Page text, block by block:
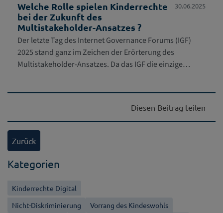
Welche Rolle spielen Kinderrechte
bei der Zukunft des
Multistakeholder-Ansatzes ?
30.06.2025
Der letzte Tag des Internet Governance Forums (IGF)
2025 stand ganz im Zeichen der Erörterung des
Multistakeholder-Ansatzes. Da das IGF die einzige…
Diesen Beitrag teilen
Zurück
Kategorien
Kinderrechte Digital
Nicht-Diskriminierung
Vorrang des Kindeswohls